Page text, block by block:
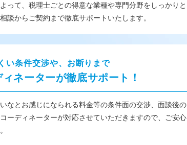
って、税理士ごとの得意な業種や専門分野をしっかりと
談からご契約まで徹底サポートいたします。
い条件交渉や、お断りまで
ィネーターが徹底サポート！
なとお感じになられる料金等の条件面の交渉、面談後の
ーディネーターが対応させていただきますので、ご安心